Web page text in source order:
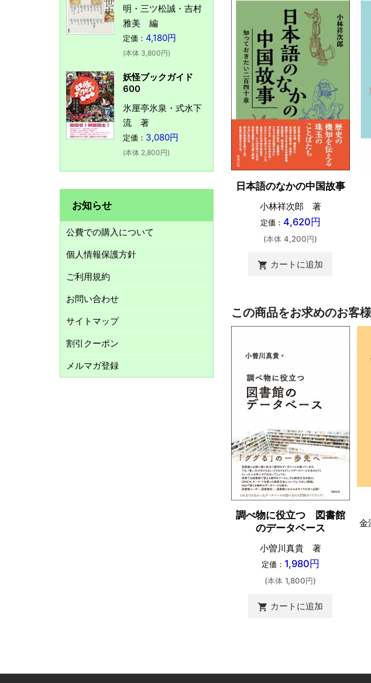
日本語のなかの中国故事
小林祥次郎 著
定価： 4,620円
(本体 4,200円)
shopping_cart カートに追加
この商品をお求めのお客
調べ物に役立つ 図書館
のデータベース
小曽川真貴 著
定価： 1,980円
(本体 1,800円)
shopping_cart カートに追加
金
明・三ツ松誠・吉村
雅美 編
定価： 4,180円
(本体 3,800円)
妖怪ブックガイド
600
氷厘亭氷泉・式水下
流 著
定価： 3,080円
(本体 2,800円)
お知らせ
公費での購入について
個人情報保護方針
ご利用規約
お問い合わせ
サイトマップ
割引クーポン
メルマガ登録